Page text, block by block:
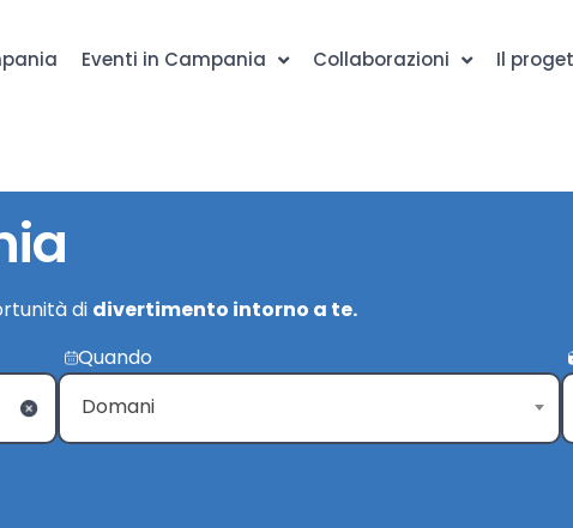
Eventi in Campania Collaborazioni Il
di divertimento intorno a te.
Quando
Domani